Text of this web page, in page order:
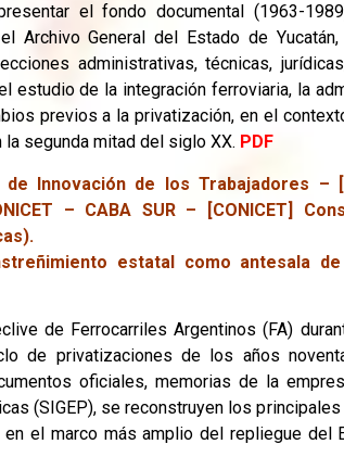
el fondo documental (1963-
Archivo General del Estado de
administrativas, técnicas,
estudio de la integración ferroviaria, la
previos a la privatización, en el
segunda mitad del siglo XX. PDF
Innovación de los Trabajadores –
– CABA SUR – [CONICET]
estatal como antesala
de Ferrocarriles Argentinos (FA)
de privatizaciones de los años
oficiales, memorias de la
(SIGEP), se reconstruyen los
el marco más amplio del repliegue del